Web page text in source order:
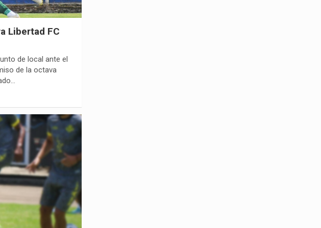
Libertad FC
de local ante el
de la octava